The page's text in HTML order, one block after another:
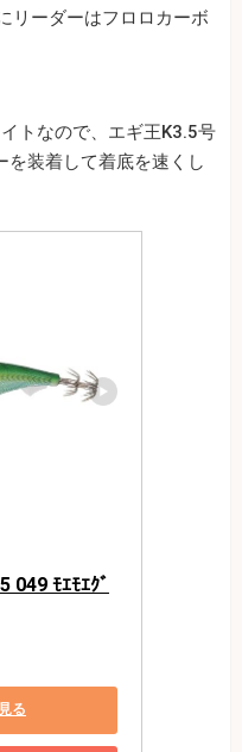
リーダーはフロロカーボ
トなので、エギ王K3.5号
を装着して着底を速くし
049 ﾓｴﾓｴｸﾞ
る